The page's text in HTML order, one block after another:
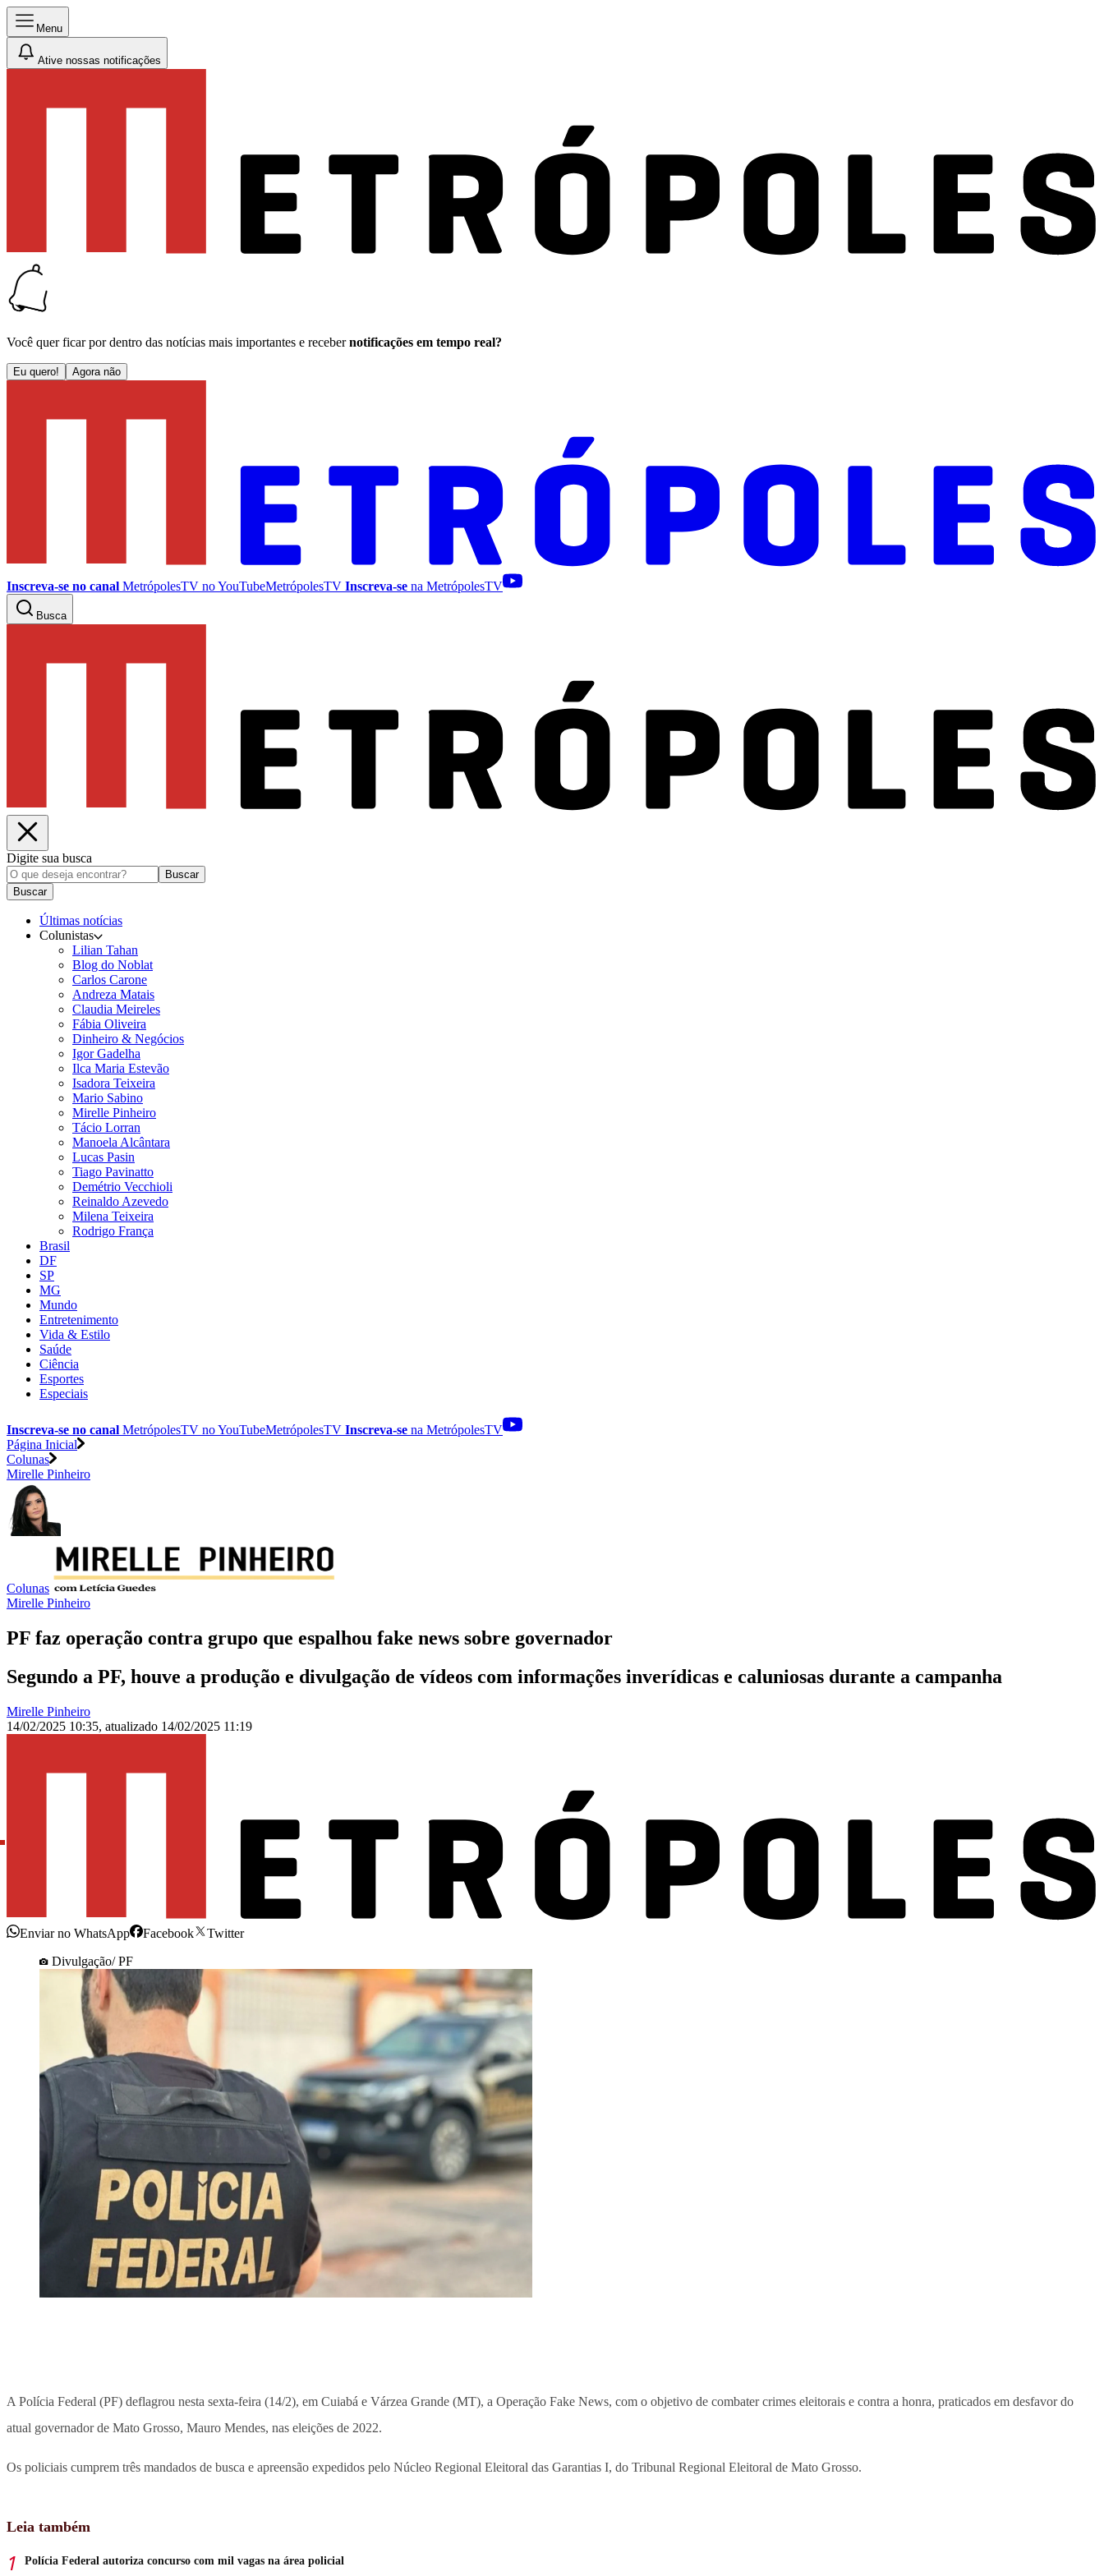
Menu
Ative nossas notificações
Você quer ficar por dentro das notícias mais importantes e receber notificações em tempo real?
Eu quero! Agora não
Inscreva-se no canal MetrópolesTV noYouTubeMetrópolesTV Inscreva-se na MetrópolesTV
Busca
Digite sua busca
Buscar
Buscar
Últimas notícias
Colunistas
Lilian Tahan
Blog do Noblat
Carlos Carone
Andreza Matais
Claudia Meireles
Fábia Oliveira
Dinheiro & Negócios
Igor Gadelha
Ilca Maria Estevão
Isadora Teixeira
Mario Sabino
Mirelle Pinheiro
Tácio Lorran
Manoela Alcântara
Lucas Pasin
Tiago Pavinatto
Demétrio Vecchioli
Reinaldo Azevedo
Milena Teixeira
Rodrigo França
Brasil
DF
SP
MG
Mundo
Entretenimento
Vida & Estilo
Saúde
Ciência
Esportes
Especiais
Inscreva-se no canal MetrópolesTV noYouTubeMetrópolesTV Inscreva-se na MetrópolesTV
Página Inicial
Colunas
Mirelle Pinheiro
Colunas
Mirelle Pinheiro
PF faz operação contra grupo que espalhou fake news sobre governador
Segundo a PF, houve a produção e divulgação de vídeos com informações inverídicas e caluniosas durante a campanha
Mirelle Pinheiro
14/02/2025 10:35, atualizado 14/02/2025 11:19
Enviar no WhatsApp Facebook
Twitter
Divulgação/ PF
A Polícia Federal (PF) deflagrou nesta sexta-feira (14/2), em Cuiabá e Várzea Grande (MT), a Operação Fake News, com o objetivo de combater crimes eleitorais e contra a honra, praticados em desfavor do
atual governador de Mato Grosso, Mauro Mendes, nas eleições de 2022.
Os policiais cumprem três mandados de busca e apreensão expedidos pelo Núcleo Regional Eleitoral das Garantias I, do Tribunal Regional Eleitoral de Mato Grosso.
Leia também
Polícia Federal autoriza concurso com mil vagas na área policial